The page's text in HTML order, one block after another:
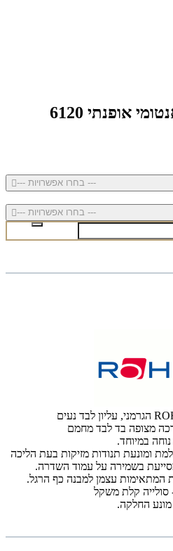
--- בחרו אפשרויות ---
--- בחרו אפשרויות ---
מצופה בד לבד מחמם
נוחה במיוחד.
ומונעת תנודות מזיקות בעת הליכה
בשמירה על עמוד השדרה.
המתאימות עצמן למבנה כף הרגל.
סולייה קלת משקל
מונע החלקה.